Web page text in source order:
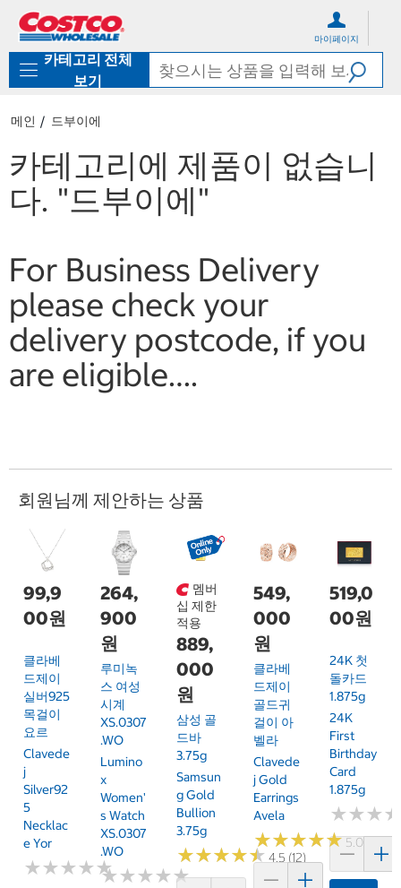
로
기
가
마이페이지
카테고리 전체
보기
메인 드부이에
카테고리에 제품이 없습니
다. "드부이에"
For Business Delivery
please check your
delivery postcode, if you
are eligible….
회원님께 제안하는 상품
99,9
00원
클라베
드제이
실버925
목걸이
요르
Clavede
J
Silver92
5
Necklac
E Yor
★★★★★
★★★★★
264,
900
원
루미녹
스 여성
시계
XS.0307
.WO
Lumino
X
Women'
S Watch
XS.0307
.WO
★★★★★
★★★★★
멤버
십 제한
적용
889,
000
원
삼성 골
드바
3.75g
Samsun
G Gold
Bullion
3.75g
★★★★★
★★★★★ 4.5 (12)
549,
000
원
클라베
드제이
골드귀
걸이 아
벨라
Clavede
J Gold
Earrings
Avela
★★★★★
★★★★★5.0 (1)
519,0
00원
24K 첫
돌카드
1.875g
24K
First
Birthday
Card
1.875g
★★★
★★★